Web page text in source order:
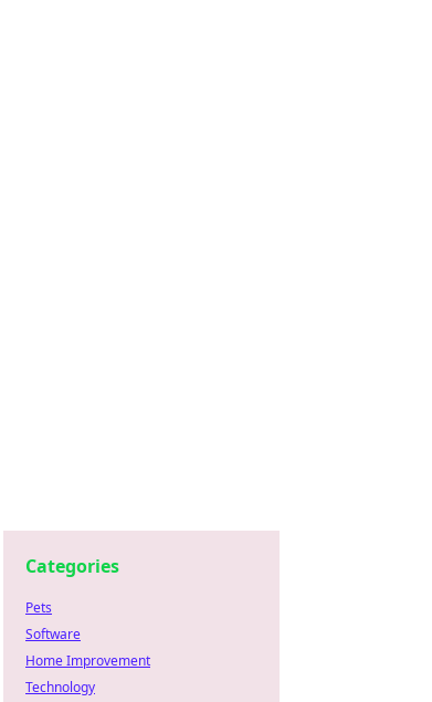
Categories
Pets
Software
Home Improvement
Technology